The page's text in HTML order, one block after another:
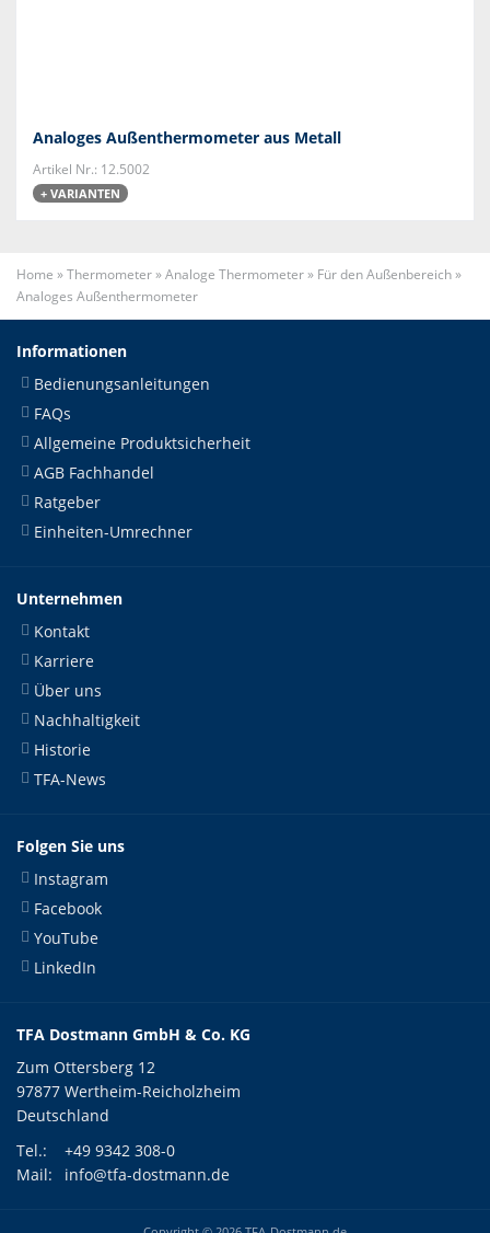
Analoges Außenthermometer aus Metall
Artikel Nr.: 12.5002
+ VARIANTEN
Home »Thermometer»Analoge Thermometer» Für den Außenbereich»
Analoges Außenthermometer
Informationen
Bedienungsanleitungen
FAQs
Allgemeine Produktsicherheit
AGB Fachhandel
Ratgeber
Einheiten-Umrechner
Unternehmen
Kontakt
Karriere
Über uns
Nachhaltigkeit
Historie
TFA-News
Folgen Sie uns
Instagram
Facebook
YouTube
LinkedIn
TFA Dostmann GmbH & Co. KG
Zum Ottersberg 12
97877 Wertheim-Reicholzheim
Deutschland
Tel.:
+49 9342 308-0
Mail:
info@tfa-dostmann.de